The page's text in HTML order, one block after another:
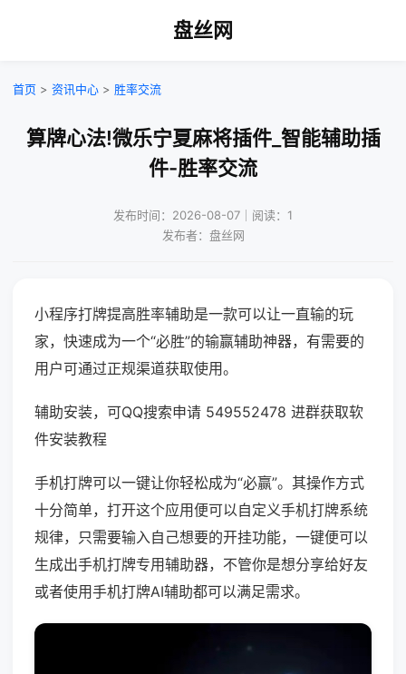
盘丝网
首页 > 资讯中心 > 胜率交流
算牌心法!微乐宁夏麻将插件_智能辅助插
件-胜率交流
发布时间：2026-08-07｜阅读：1
发布者：盘丝网
小程序打牌提高胜率辅助是一款可以让一直输的玩
家，快速成为一个“必胜”的输赢辅助神器，有需要的
用户可通过正规渠道获取使用。
辅助安装，可QQ搜索申请 549552478 进群获取软
件安装教程
手机打牌可以一键让你轻松成为“必赢”。其操作方式
十分简单，打开这个应用便可以自定义手机打牌系统
规律，只需要输入自己想要的开挂功能，一键便可以
生成出手机打牌专用辅助器，不管你是想分享给好友
或者使用手机打牌AI辅助都可以满足需求。